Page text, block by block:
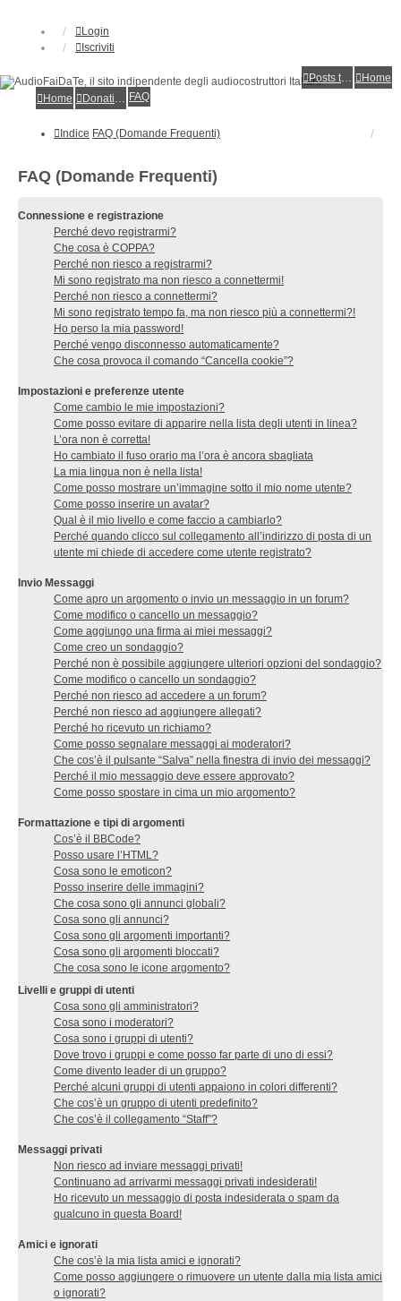
Login
Iscriviti
Posts toplist
Home
Home
Donations FAQ
Indice FAQ (Domande Frequenti)
FAQ (Domande Frequenti)
Connessione e registrazione
Perché devo registrarmi?
Che cosa è COPPA?
Perché non riesco a registrarmi?
Mi sono registrato ma non riesco a connettermi!
Perché non riesco a connettermi?
Mi sono registrato tempo fa, ma non riesco più a connettermi?!
Ho perso la mia password!
Perché vengo disconnesso automaticamente?
Che cosa provoca il comando “Cancella cookie”?
Impostazioni e preferenze utente
Come cambio le mie impostazioni?
Come posso evitare di apparire nella lista degli utenti in linea?
L’ora non è corretta!
Ho cambiato il fuso orario ma l’ora è ancora sbagliata
La mia lingua non è nella lista!
Come posso mostrare un’immagine sotto il mio nome utente?
Come posso inserire un avatar?
Qual è il mio livello e come faccio a cambiarlo?
Perché quando clicco sul collegamento all’indirizzo di posta di un
utente mi chiede di accedere come utente registrato?
Invio Messaggi
Come apro un argomento o invio un messaggio in un forum?
Come modifico o cancello un messaggio?
Come aggiungo una firma ai miei messaggi?
Come creo un sondaggio?
Perché non è possibile aggiungere ulteriori opzioni del sondaggio?
Come modifico o cancello un sondaggio?
Perché non riesco ad accedere a un forum?
Perché non riesco ad aggiungere allegati?
Perché ho ricevuto un richiamo?
Come posso segnalare messaggi ai moderatori?
Che cos’è il pulsante “Salva” nella finestra di invio dei messaggi?
Perché il mio messaggio deve essere approvato?
Come posso spostare in cima un mio argomento?
Formattazione e tipi di argomenti
Cos’è il BBCode?
Posso usare l’HTML?
Cosa sono le emoticon?
Posso inserire delle immagini?
Che cosa sono gli annunci globali?
Cosa sono gli annunci?
Cosa sono gli argomenti importanti?
Cosa sono gli argomenti bloccati?
Che cosa sono le icone argomento?
Livelli e gruppi di utenti
Cosa sono gli amministratori?
Cosa sono i moderatori?
Cosa sono i gruppi di utenti?
Dove trovo i gruppi e come posso far parte di uno di essi?
Come divento leader di un gruppo?
Perché alcuni gruppi di utenti appaiono in colori differenti?
Che cos’è un gruppo di utenti predefinito?
Che cos’è il collegamento “Staff”?
Messaggi privati
Non riesco ad inviare messaggi privati!
Continuano ad arrivarmi messaggi privati indesiderati!
Ho ricevuto un messaggio di posta indesiderata o spam da
qualcuno in questa Board!
Amici e ignorati
Che cos’è la mia lista amici e ignorati?
Come posso aggiungere o rimuovere un utente dalla mia lista amici
o ignorati?